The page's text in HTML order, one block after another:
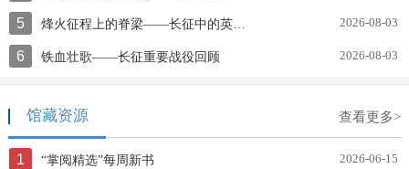
5 2026-08-03
6 铁血壮歌——长征重要战役回顾 2026-08-03
馆藏资源 查看更多>
1 “掌阅精选”每周新书 2026-06-15